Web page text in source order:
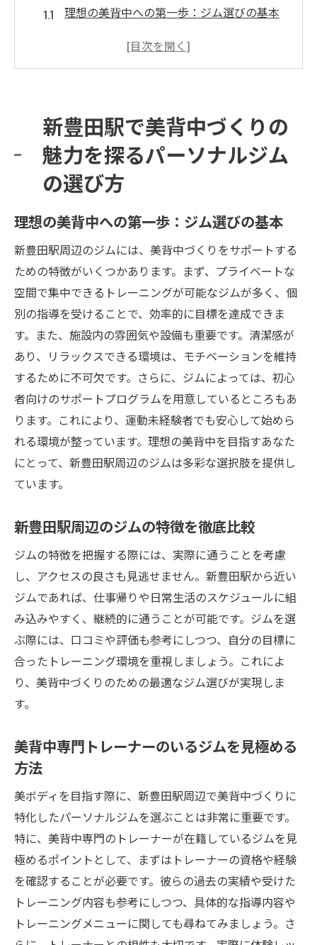
理想の美背中への第一歩：ジム選びの基本
新豊田駅周辺のジムの特徴を徹底比較
ムの探し方
体験レッスンを活用したパーソナルジムの
選び方
口コミと実績から見る新豊田駅の人気ジム
パーソナルジムで叶える美背中づくり初心者も
安心の理由
初心者でも安心！パーソナルジムのサポー
ト体制
パーソナルトレーナーの役割とその重要性
初めての方でも続けやすいトレーニングメ
ニュー
個別対応のカスタマイズプランで安心感を
ジム通いが初めての方へのアドバイスとサ
ポート
不安解消！パーソナルジムでの成功体験談
新豊田駅周辺で美ボディを実現するパーソナル
アクセス便利！新豊田駅からすぐのジム一
最新設備が整ったジムでのトレーニング
多彩なプログラムで飽きないトレーニング
体験
リラックスできるアットホームなジム環境
健康管理をサポートする充実のサービス
パーソナルジムを選ぶ際の注目ポイント
美背中を目指すためのトレーニング体験レ
パーソナルトレーナーとの1対1セッションの
魅力
実際に通ってみた！初心者の感想と成果
成功談から学ぶ！美背中を手に入れる秘訣
専門家が教える効果的な背中トレーニング
法
ジムで得た経験がもたらすプラス面とは
新豊田駅で美背中づくりの
魅力を探るパーソナルジム
の選び方
理想の美背中への第一歩：ジム選びの基本
新豊田駅周辺のジムには、美背中づくりをサポートする
ための特徴がいくつかあります。まず、プライベートな
空間で集中できるトレーニングが可能なジムが多く、個
別の指導を受けることで、効率的に目標を達成できま
す。また、施設内の雰囲気や設備も重要です。清潔感が
あり、リラックスできる環境は、モチベーションを維持
するために不可欠です。さらに、ジムによっては、初心
者向けのサポートプログラムを用意しているところもあ
ります。これにより、運動未経験者でも安心して始めら
れる環境が整っています。理想の美背中を目指すあなた
にとって、新豊田駅周辺のジムは多彩な選択肢を提供し
ています。
新豊田駅周辺のジムの特徴を徹底比較
ジムの特徴を把握する際には、実際に通うことを考慮
し、アクセスの良さも見逃せません。新豊田駅から近い
ジムであれば、仕事帰りや日常生活のスケジュールに組
み込みやすく、継続的に通うことが可能です。ジムを選
ぶ際には、口コミや評価も参考にしつつ、自分の目標に
合ったトレーニング環境を重視しましょう。これによ
り、美背中づくりのための最適なジム選びが実現しま
す。
美背中専門トレーナーのいるジムを見極める
方法
美ボディを目指す際に、新豊田駅周辺で美背中づくりに
特化したパーソナルジムを選ぶことは非常に重要です。
特に、美背中専門のトレーナーが在籍しているジムを見
極めるポイントとして、まずはトレーナーの資格や経験
を確認することが必要です。彼らの過去の実績や受けた
トレーニング内容も参考にしつつ、具体的な指導内容や
トレーニングメニューに関しても尋ねてみましょう。さ